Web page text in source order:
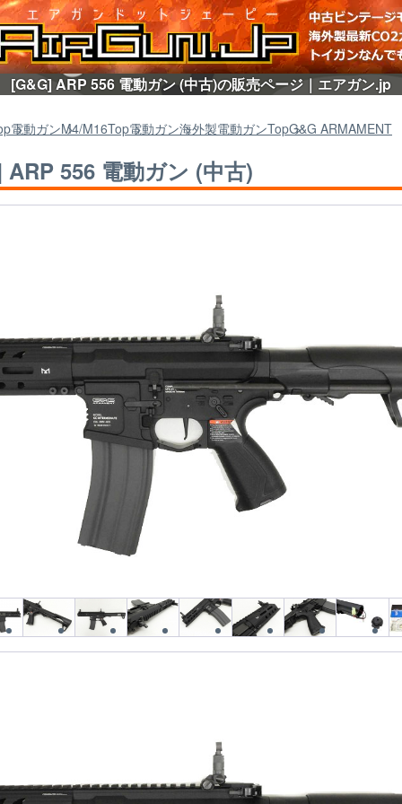
[G&G] ARP 556 電動ガン (中古)の販売ページ｜エアガン.jp
電動ガンM4/M16Top電動ガン海外製電動ガンTopG&G ARMAMENT
556 電動ガン (中古)